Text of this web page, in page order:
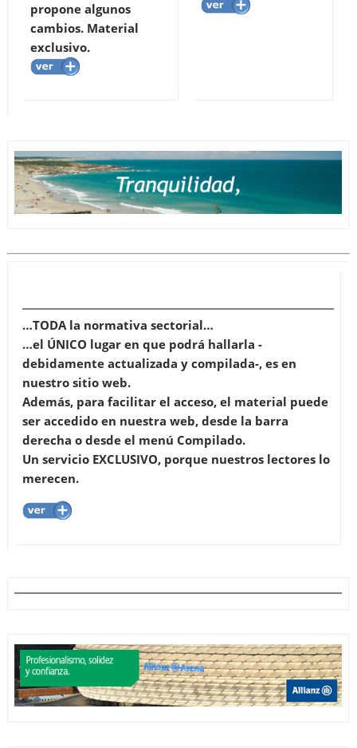
propone algunos
cambios. Material
exclusivo.
…TODA la normativa sectorial…
…el ÚNICO lugar en que podrá hallarla -
debidamente actualizada y compilada-, es en
nuestro sitio web.
Además, para facilitar el acceso, el material puede
ser accedido en nuestra web, desde la barra
derecha o desde el menú Compilado.
Un servicio EXCLUSIVO, porque nuestros lectores lo
merecen.